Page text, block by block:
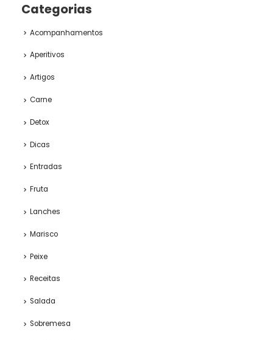
Categorias
Acompanhamentos
Aperitivos
Artigos
Carne
Detox
Dicas
Entradas
Fruta
Lanches
Marisco
Peixe
Receitas
Salada
Sobremesa